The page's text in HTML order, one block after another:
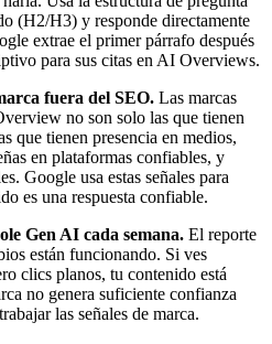
(H2/H3) y responde directamente
extrae el primer párrafo después
para sus citas en AI Overviews.
fuera del SEO. Las marcas
no son solo las que tienen
que tienen presencia en medios,
en plataformas confiables, y
Google usa estas señales para
es una respuesta confiable.
Gen AI cada semana. El reporte
están funcionando. Si ves
clics planos, tu contenido está
no genera suficiente confianza
las señales de marca.